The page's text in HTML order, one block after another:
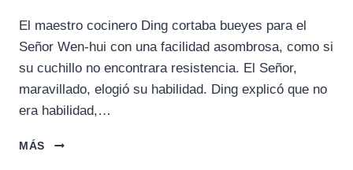
El maestro cocinero Ding cortaba bueyes para el
Señor Wen-hui con una facilidad asombrosa, como si
su cuchillo no encontrara resistencia. El Señor,
maravillado, elogió su habilidad. Ding explicó que no
era habilidad,…
MÁS
EL